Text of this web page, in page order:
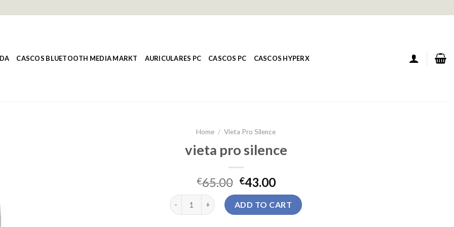
CASCOS BLUETOOTH MEDIA MARKT AURICULARES PC CASCOS PC CASCOS HYPERX
Home / Vieta Pro Silence
vieta pro silence
€65.00 €43.00
vieta pro silence quantityADD TO CART